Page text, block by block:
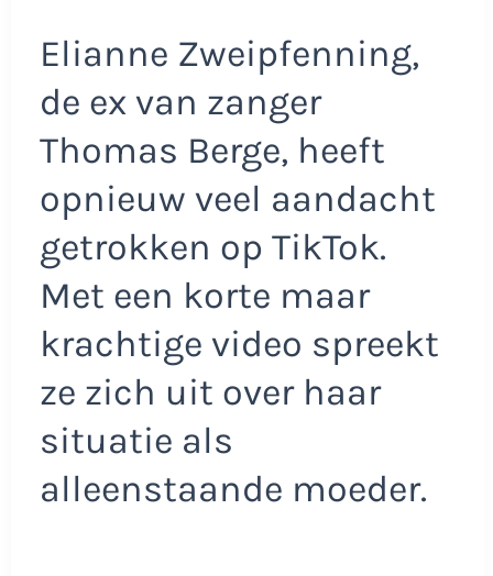
Elianne Zweipfenning,
de ex van zanger
Thomas Berge, heeft
opnieuw veel aandacht
getrokken op TikTok.
Met een korte maar
krachtige video spreekt
ze zich uit over haar
situatie als
alleenstaande moeder.